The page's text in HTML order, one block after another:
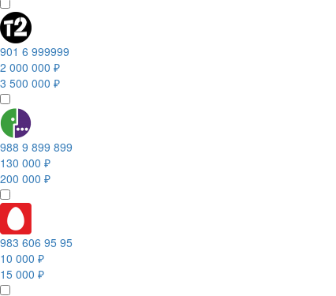
901 6 999999
2 000 000 ₽
3 500 000 ₽
988 9 899 899
130 000 ₽
200 000 ₽
983 606 95 95
10 000 ₽
15 000 ₽